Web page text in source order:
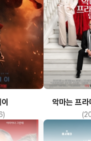
펄만
이비스)
악마는 프